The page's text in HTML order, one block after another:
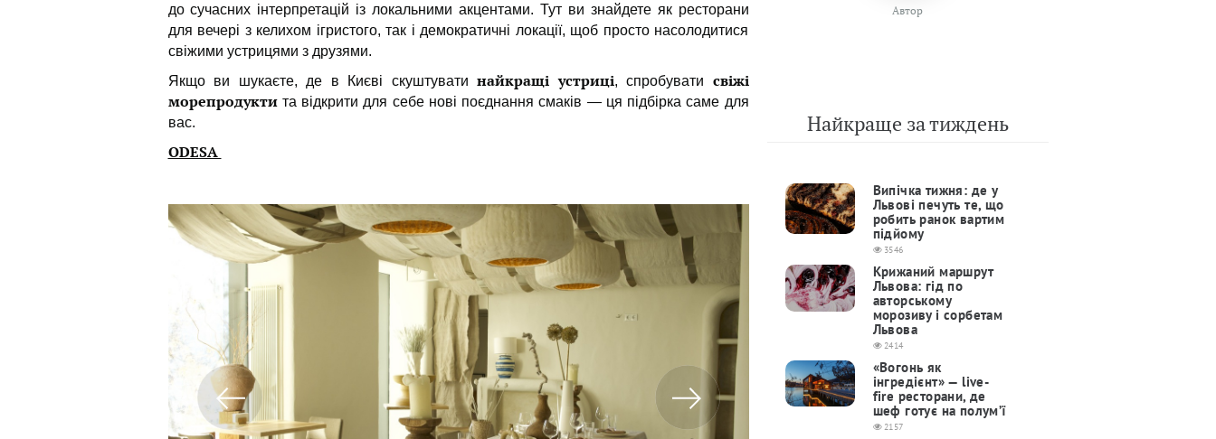
до сучасних інтерпретацій із локальними акцентами. Тут ви знайдете як ресторани
для вечері з келихом ігристого, так і демократичні локації, щоб просто насолодитися
свіжими устрицями з друзями.
Якщо ви шукаєте, де в Києві скуштувати найкращі устриці, спробувати свіжі
морепродуктита відкрити для себе нові поєднання смаків — ця підбірка саме для
вас.
ODESA
Автор
Найкраще за тиждень
Випічка тижня: де у
Львові печуть те, що
робить ранок вартим
підйому
3546
Крижаний маршрут
Львова: гід по
авторському
морозиву і сорбетам
Львова
2414
«Вогонь як
інгредієнт» — live-
fire ресторани, де
шеф готує на полум’ї
2157